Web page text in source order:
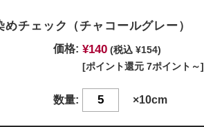
めチェック（チャコールグレー）
価格: ¥140 (税込 ¥154)
[ポイント還元 7ポイント～]
数量: ×10cm